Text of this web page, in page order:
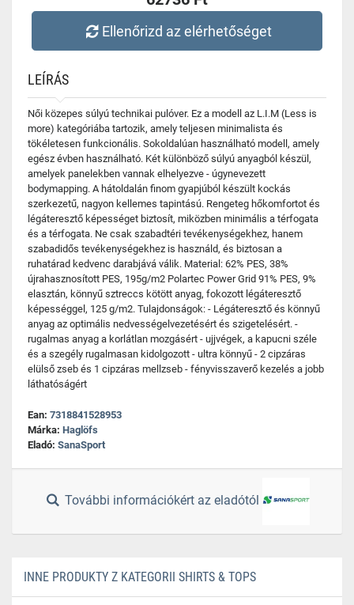
Ellenőrizd az elérhetőséget
LEÍRÁS
Női közepes súlyú technikai pulóver. Ez a modell az L.I.M (Less is
more) kategóriába tartozik, amely teljesen minimalista és
tökéletesen funkcionális. Sokoldalúan használható modell, amely
egész évben használható. Két különböző súlyú anyagból készül,
amelyek panelekben vannak elhelyezve - úgynevezett
bodymapping. A hátoldalán finom gyapjúból készült kockás
szerkezetű, nagyon kellemes tapintású. Rengeteg hőkomfortot és
légáteresztő képességet biztosít, miközben minimális a térfogata
és a térfogata. Ne csak szabadtéri tevékenységekhez, hanem
szabadidős tevékenységekhez is használd, és biztosan a
ruhatárad kedvenc darabjává válik. Material: 62% PES, 38%
újrahasznosított PES, 195g/m2 Polartec Power Grid 91% PES, 9%
elasztán, könnyű sztreccs kötött anyag, fokozott légáteresztő
képességgel, 125 g/m2. Tulajdonságok: - Légáteresztő és könnyű
anyag az optimális nedvességelvezetésért és szigetelésért. -
rugalmas anyag a korlátlan mozgásért - ujjvégek, a kapucni széle
és a szegély rugalmasan kidolgozott - ultra könnyű - 2 cipzáras
elülső zseb és 1 cipzáras mellzseb - fényvisszaverő kezelés a jobb
láthatóságért
Ean: 7318841528953
Márka: Haglöfs
Eladó: SanaSport
További információkért az eladótól
INNE PRODUKTY Z KATEGORII SHIRTS & TOPS